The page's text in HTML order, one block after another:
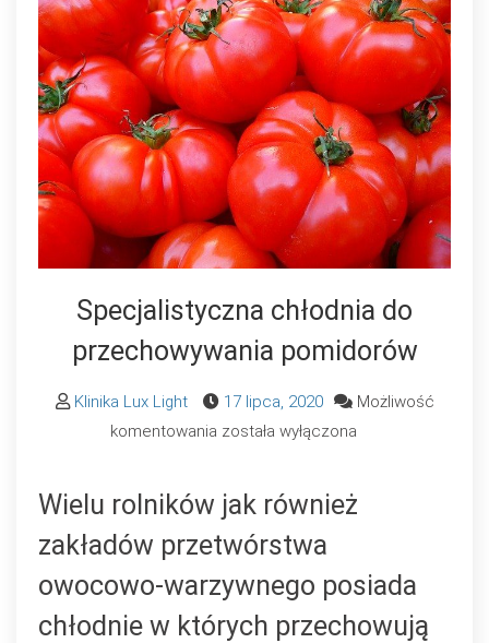
Specjalistyczna chłodnia do
przechowywania pomidorów
Klinika Lux Light 17 lipca, 2020
Możliwość
komentowania Specjalistyczna
do
przechowywania
pomidorów
została wyłączona
Wielu rolników jak również
zakładów przetwórstwa
owocowo-warzywnego posiada
chłodnie w których przechowują